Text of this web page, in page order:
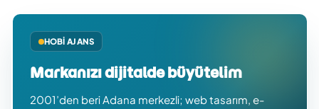
HOBI AJANS
Markanızı dijitalde büyütelim
2001’den beri Adana merkezli; web tasarım, e-